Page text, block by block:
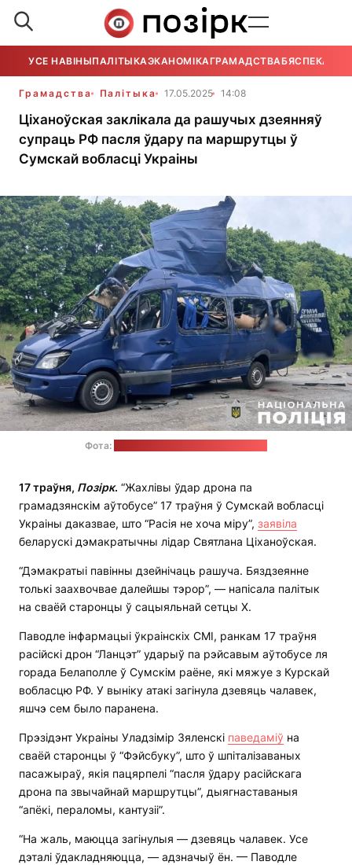
УСЕ НАВІНЫПАЛІТЫКАЭКАНОМІКАГРАМАДСТВАБЯСПЕКА
Грамадства Палітыка 17.05.2025 14:08
Ціханоўская заклікала да рашучых дзеянняў
супраць РФ пасля ўдару па маршрутцы ў
Сумскай вобласці Украіны
Фота:
17 траўня, Позірк. “Жахлівы ўдар дрона па
грамадзянскім аўтобусе” 17 траўня ў Сумскай вобласці
Украіны даказвае, што “Расія не хоча міру”, заявіла
беларускі дэмакратычны лідар Святлана Ціханоўская.
“Дэмакратыі павінны дзейнічаць рашуча. Бяздзеянне
толькі заахвочвае далейшы тэрор”, — напісала палітык
на сваёй старонцы ў сацыяльнай сетцы Х.
Паводле інфармацыі ўкраінскіх СМІ, ранкам 17 траўня
расійскі дрон “Ланцэт” ударыў па рэйсавым аўтобусе ля
горада Белаполле ў Сумскім раёне, які мяжуе з Курскай
вобласцю РФ. У выніку атакі загінула дзевяць чалавек,
яшчэ сем было паранена.
Прэзідэнт Украіны Уладзімір Зяленскі паведаміў на
сваёй старонцы ў “Фэйсбуку”, што ў шпіталізаваных
пасажыраў, якія пацярпелі “пасля ўдару расійскага
дрона па звычайнай маршрутцы”, дыягнаставаныя
“апёкі, пераломы, кантузіі”.
“На жаль, маюцца загінулыя — дзевяць чалавек. Усе
дэталі ўдакладняюцца, — адзначыў ён. — Паводле